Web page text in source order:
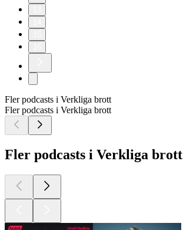
Fler podcasts i Verkliga brott
Fler podcasts i Verkliga brott
Fler podcasts i Verkliga brott